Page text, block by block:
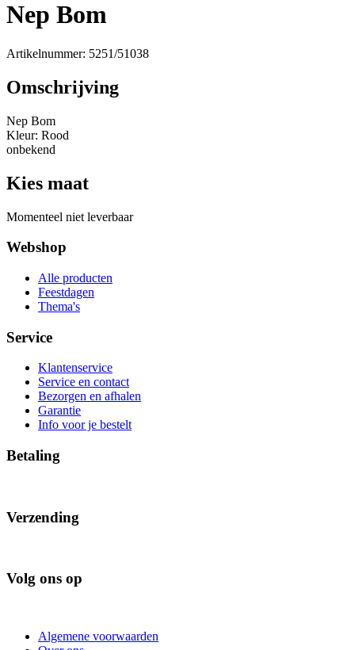
Nep Bom
Artikelnummer: 5251/51038
Omschrijving
Nep Bom
Kleur: Rood
onbekend
Kies maat
Momenteel niet leverbaar
Webshop
Alle producten
Feestdagen
Thema's
Service
Klantenservice
Service en contact
Bezorgen en afhalen
Garantie
Info voor je bestelt
Betaling
Verzending
Volg ons op
Algemene voorwaarden